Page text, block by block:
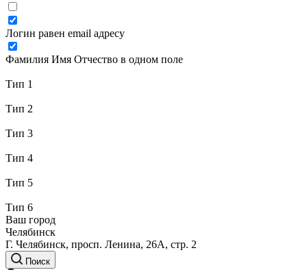
Логин равен email адресу
Фамилия Имя Отчество в одном поле
Тип 1
Тип 2
Тип 3
Тип 4
Тип 5
Тип 6
Ваш город
Челябинск
Г. Челябинск, просп. Ленина, 26А, стр. 2
Поиск